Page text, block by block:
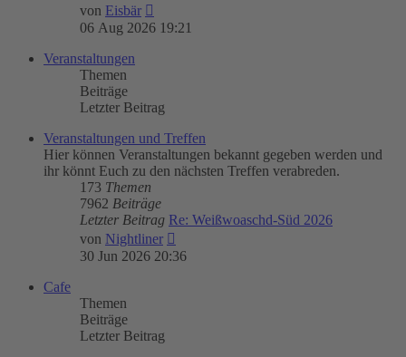
von Eisbär
Beitrag
06 Aug 2026 19:21
Veranstaltungen
Themen
Beiträge
Letzter Beitrag
Veranstaltungen und Treffen
Hier können Veranstaltungen bekannt gegeben werden und
ihr könnt Euch zu den nächsten Treffen verabreden.
173 Themen
7962 Beiträge
Letzter Beitrag Re: Weißwoaschd-Süd 2026
von Nightliner
Beitrag
30 Jun 2026 20:36
Cafe
Themen
Beiträge
Letzter Beitrag